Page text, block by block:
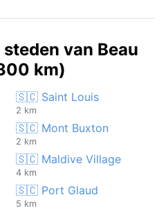
van Beau
km)
🇸🇨 Saint Louis
2 km
🇸🇨 Mont Buxton
2 km
🇸🇨 Maldive Village
4 km
🇸🇨 Port Glaud
5 km